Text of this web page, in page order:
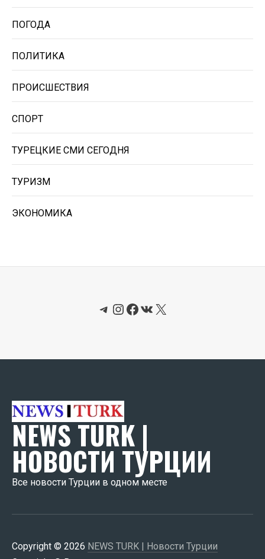
ПОГОДА
ПОЛИТИКА
ПРОИСШЕСТВИЯ
СПОРТ
ТУРЕЦКИЕ СМИ СЕГОДНЯ
ТУРИЗМ
ЭКОНОМИКА
Telegram
Instagram
Facebook
ВКонтакте
X
NEWS TURK |
НОВОСТИ ТУРЦИИ
Все новости Турции в одном месте
Copyright © 2026 NEWS TURK | Новости Турции